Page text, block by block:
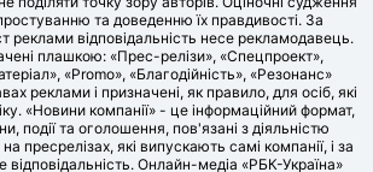
та доведенню їх правдивості. За
реклами відповідальність несе рекламодавець.
плашкою: «Прес-релізи», «Спецпроект»,
«Promo», «Благодійність», «Резонанс»
реклами і призначені, як правило, для осіб, які
«Новини компанії» - це інформаційний формат,
події та оголошення, пов'язані з діяльністю
пресрелізах, які випускають самі компанії, і за
відповідальність. Онлайн-медіа «РБК-Україна»